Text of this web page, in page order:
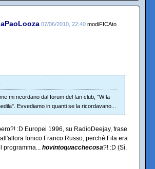
07/06/2010, 22:40 modiFICAto
mi ricordano dal forum del fan club, "W la
Evvediamo in quanti se la ricordavano...
:D Europei 1996, su RadioDeejay, frase
fonico Franco Russo, perché Fila era
programma... hovintoquacchecosa?! :D (Sì,